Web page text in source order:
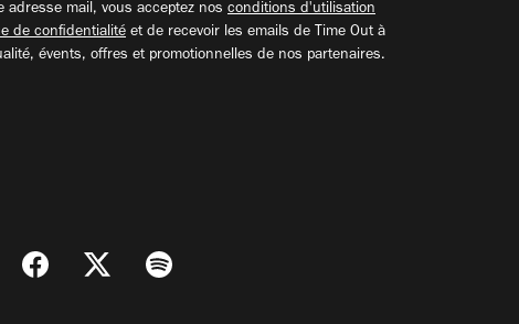
adresse mail, vous acceptez nos conditions d'utilisation
de confidentialité et de recevoir les emails de Time Out à
évents, offres et promotionnelles de nos partenaires.